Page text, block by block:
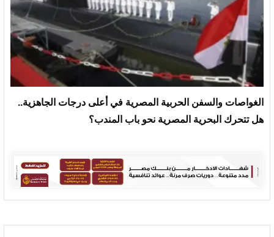
الغواصات والسفن الحربية المصرية في أعلى درجات الجاهزية..
هل تتحرك البحرية المصرية نحو باب المندب؟